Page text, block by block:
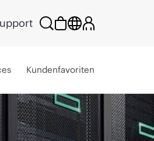
Kundenfavoriten